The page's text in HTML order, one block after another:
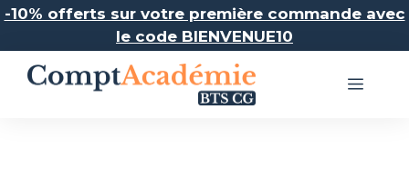
Aller
contenu
-10% offerts sur votre première commande avec
le code BIENVENUE10
Menu